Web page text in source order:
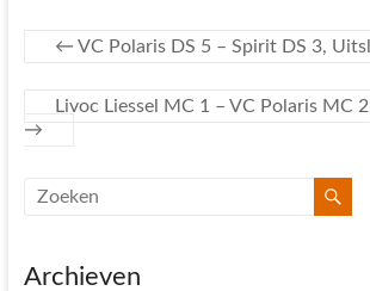
← VC Polaris DS 5 – Spirit DS 3,
Livoc Liessel MC 1 – VC Polaris MC
→
Archieven